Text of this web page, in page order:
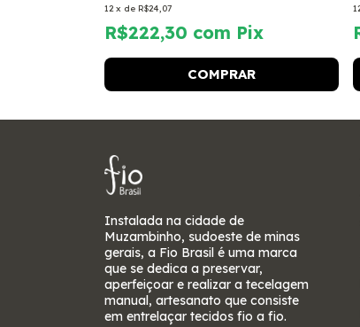
12 x de R$24,07
R$222,30 com Pix
Instalada na cidade de
Muzambinho, sudoeste de minas
gerais, a Fio Brasil é uma marca
que se dedica a preservar,
aperfeiçoar e realizar a tecelagem
manual, artesanato que consiste
em entrelaçar tecidos fio a fio.